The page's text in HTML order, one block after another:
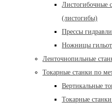
Листогибочные
(листогибы)
Прессы
Ножницы
Ленточнопильные
Токарные станки по
Вертикальные
Токарные